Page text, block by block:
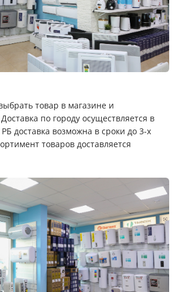
товар в магазине и
по городу осуществляется в
доставка возможна в сроки до 3-х
товаров доставляется